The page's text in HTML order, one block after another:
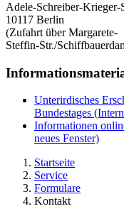
Adele-Schreiber-Krieger-
10117 Berlin
(Zufahrt über Margarete-
Steffin-Str./
Unterirdisches
Bundestages
Informationen
neues Fenster)
Startseite
Service
Formulare
Kontakt